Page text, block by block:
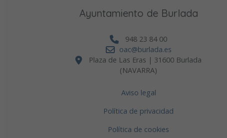
Ayuntamiento de Burlada
948 23 84 00
oac@burlada.es
Plaza de Las Eras | 31600 Burlada
(NAVARRA)
Aviso legal
Política de privacidad
Política de cookies